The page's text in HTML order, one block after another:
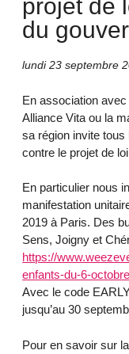
projet de
du
lundi 23 septembre
En association
Alliance Vita ou la
sa région invite
contre le projet de
En particulier nous
manifestation
2019 à Paris. Des
Sens, Joigny et
https://
enfants-du-6-
Avec le code
jusqu’au 30
Pour en savoir sur